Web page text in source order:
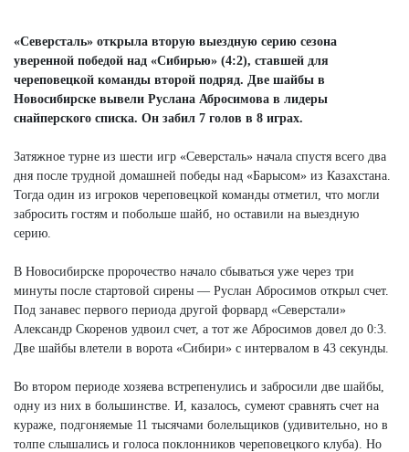
«Северсталь» открыла вторую выездную серию сезона
уверенной победой над «Сибирью» (4:2), ставшей для
череповецкой команды второй подряд. Две шайбы в
Новосибирске вывели Руслана Абросимова в лидеры
снайперского списка. Он забил 7 голов в 8 играх.
Затяжное турне из шести игр «Северсталь» начала спустя всего два
дня после трудной домашней победы над «Барысом» из Казахстана.
Тогда один из игроков череповецкой команды отметил, что могли
забросить гостям и побольше шайб, но оставили на выездную
серию.
В Новосибирске пророчество начало сбываться уже через три
минуты после стартовой сирены — Руслан Абросимов открыл счет.
Под занавес первого периода другой форвард «Северстали»
Александр Скоренов удвоил счет, а тот же Абросимов довел до 0:3.
Две шайбы влетели в ворота «Сибири» с интервалом в 43 секунды.
Во втором периоде хозяева встрепенулись и забросили две шайбы,
одну из них в большинстве. И, казалось, сумеют сравнять счет на
кураже, подгоняемые 11 тысячами болельщиков (удивительно, но в
толпе слышались и голоса поклонников череповецкого клуба). Но